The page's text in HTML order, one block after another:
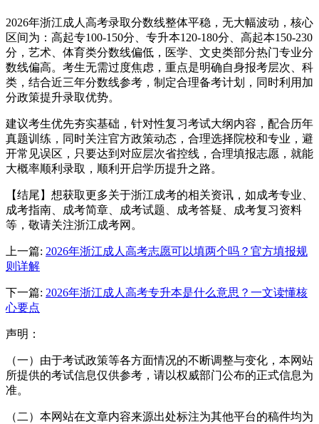
2026年浙江成人高考录取分数线整体平稳，无大幅波动，核心
区间为：高起专100-150分、专升本120-180分、高起本150-230
分，艺术、体育类分数线偏低，医学、文史类部分热门专业分
数线偏高。考生无需过度焦虑，重点是明确自身报考层次、科
类，结合近三年分数线参考，制定合理备考计划，同时利用加
分政策提升录取优势。
建议考生优先夯实基础，针对性复习考试大纲内容，配合历年
真题训练，同时关注官方政策动态，合理选择院校和专业，避
开常见误区，只要达到对应层次省控线，合理填报志愿，就能
大概率顺利录取，顺利开启学历提升之路。
【结尾】想获取更多关于浙江成考的相关资讯，如成考专业、
成考指南、成考简章、成考试题、成考答疑、成考复习资料
等，敬请关注浙江成考网。
上一篇: 2026年浙江成人高考志愿可以填两个吗？官方填报规
则详解
下一篇: 2026年浙江成人高考专升本是什么意思？一文读懂核
心要点
声明：
（一）由于考试政策等各方面情况的不断调整与变化，本网站
所提供的考试信息仅供参考，请以权威部门公布的正式信息为
准。
（二）本网站在文章内容来源出处标注为其他平台的稿件均为